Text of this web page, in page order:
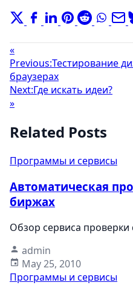
«
Previous:Тестирование
браузерах
Next:Где искать идеи?
»
Related Posts
Программы и сервисы
Автоматическая
биржах
Обзор сервиса проверки
admin
May 25, 2010
Программы и сервисы